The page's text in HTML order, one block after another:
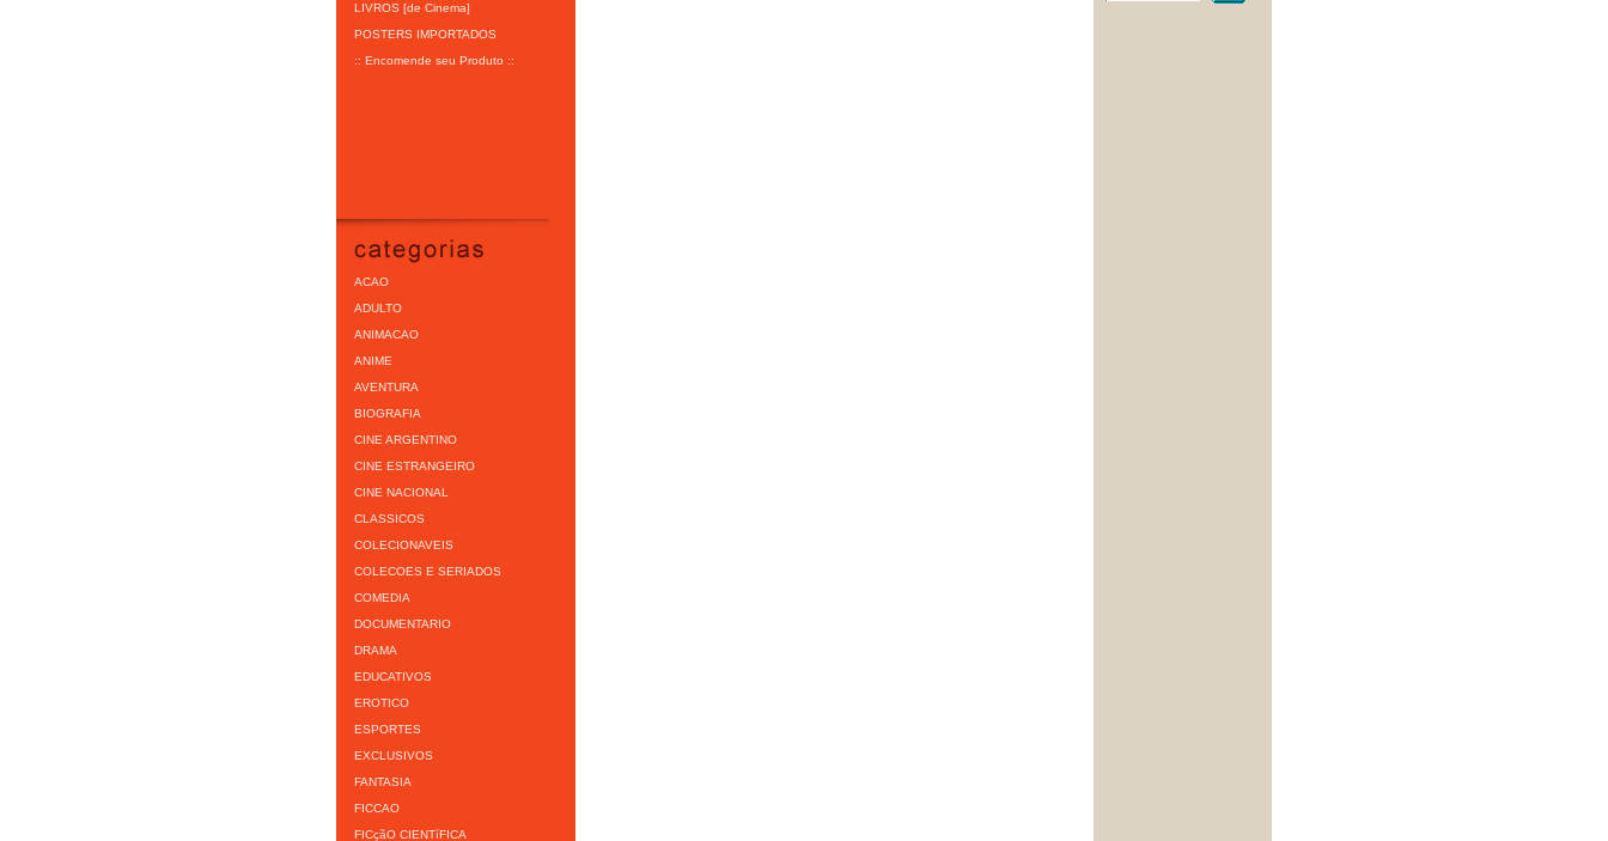
LIVROS [de Cinema]
POSTERS IMPORTADOS
:: Encomende seu Produto ::
ACAO
ADULTO
ANIMACAO
ANIME
AVENTURA
BIOGRAFIA
CINE ARGENTINO
CINE ESTRANGEIRO
CINE NACIONAL
CLASSICOS
COLECIONAVEIS
COLECOES E SERIADOS
COMEDIA
DOCUMENTARIO
DRAMA
EDUCATIVOS
EROTICO
ESPORTES
EXCLUSIVOS
FANTASIA
FICCAO
FICçãO CIENTíFICA